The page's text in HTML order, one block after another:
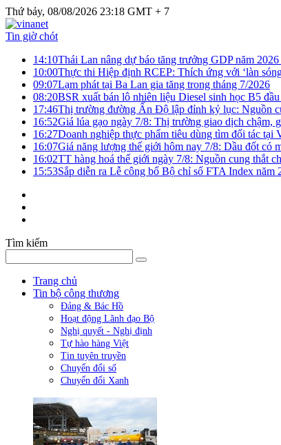
Thứ bảy, 08/08/2026 23:18 GMT + 7
Tin giờ chót
14:10Thái Lan nâng dự báo tăng trưởng GDP năm
10:00Thực thi Hiệp định RCEP: Thích ứng với ‘làn
09:07Lạm phát tại Ba Lan gia tăng trong tháng 7/2026
08:20BSR xuất bán lô nhiên liệu Diesel sinh học B5 đầu
17:46Thị trường đường Ấn Độ lập đỉnh kỷ lục: Nguồn
16:52Giá lúa gạo ngày 7/8: Thị trường giao dịch chậm,
16:27Doanh nghiệp thực phẩm tiêu dùng tìm đối tác tại
16:07Giá năng lượng thế giới hôm nay 7/8: Dầu đốt có
16:02TT hàng hoá thế giới ngày 7/8: Nguồn cung thắt
15:53Sắp diễn ra Lễ công bố Bộ chỉ số FTA Index năm
Tìm kiếm
Trang chủ
Tin bộ công thương
Đảng & Bác Hồ
Hoạt động Lãnh đạo Bộ
Nghị quyết - Nghị định
Tự hào hàng Việt
Tin tuyên truyền
Chuyển đổi số
Chuyển đổi Xanh